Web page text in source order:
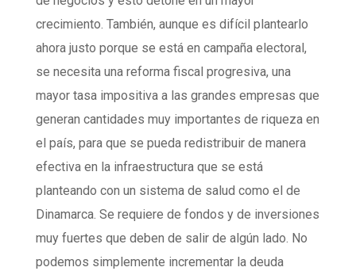
crecimiento. También, aunque es difícil plantearlo
ahora justo porque se está en campaña electoral,
se necesita una reforma fiscal progresiva, una
mayor tasa impositiva a las grandes empresas que
generan cantidades muy importantes de riqueza en
el país, para que se pueda redistribuir de manera
efectiva en la infraestructura que se está
planteando con un sistema de salud como el de
Dinamarca. Se requiere de fondos y de inversiones
muy fuertes que deben de salir de algún lado. No
podemos simplemente incrementar la deuda